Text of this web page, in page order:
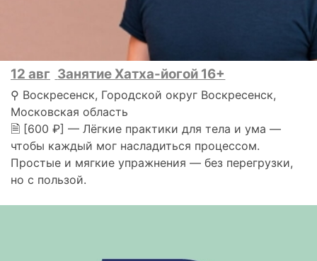
12 авг Занятие Хатха-йогой 16+
⚲ Воскресенск, Городской округ Воскресенск,
Московская область
🗎 [600 ₽] — Лёгкие практики для тела и ума —
чтобы каждый мог насладиться процессом.
Простые и мягкие упражнения — без перегрузки,
но с пользой.